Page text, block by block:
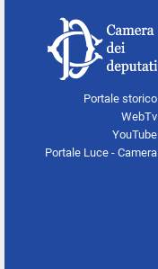
Portale storico
WebTv
YouTube
Portale Luce - Camera